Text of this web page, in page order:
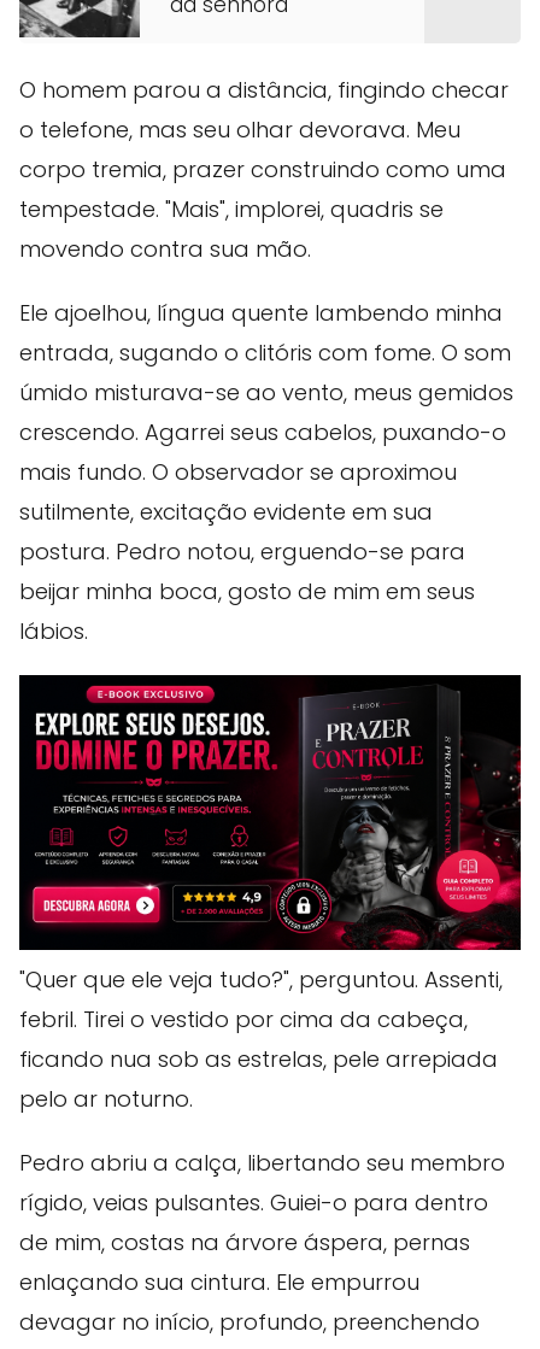
O homem parou a distância, fingindo checar
o telefone, mas seu olhar devorava. Meu
corpo tremia, prazer construindo como uma
tempestade. "Mais", implorei, quadris se
movendo contra sua mão.
Ele ajoelhou, língua quente lambendo minha
entrada, sugando o clitóris com fome. O som
úmido misturava-se ao vento, meus gemidos
crescendo. Agarrei seus cabelos, puxando-o
mais fundo. O observador se aproximou
sutilmente, excitação evidente em sua
postura. Pedro notou, erguendo-se para
beijar minha boca, gosto de mim em seus
lábios.
"Quer que ele veja tudo?", perguntou. Assenti,
febril. Tirei o vestido por cima da cabeça,
ficando nua sob as estrelas, pele arrepiada
pelo ar noturno.
Pedro abriu a calça, libertando seu membro
rígido, veias pulsantes. Guiei-o para dentro
de mim, costas na árvore áspera, pernas
enlaçando sua cintura. Ele empurrou
devagar no início, profundo, preenchendo